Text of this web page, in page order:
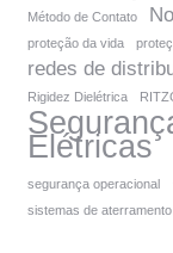
Método de Contato
proteção da vida
redes de
Rigidez Dielétrica
Elétricas
segurança operacional
sistemas de aterramento